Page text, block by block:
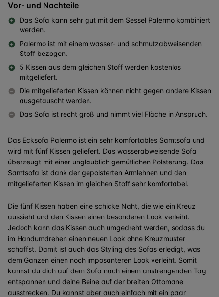
Vor- und Nachteile
Das Sofa kann sehr gut mit dem Sessel Palermo kombiniert
werden.
Palermo ist mit einem wasser- und schmutzabweisenden
Stoff bezogen.
5 Kissen aus dem gleichen Stoff werden kostenlos
mitgeliefert.
Die mitgelieferten Kissen können nicht gegen andere Kissen
ausgetauscht werden.
Das Sofa ist recht groß und nimmt viel Fläche in Anspruch.
Das Ecksofa Palermo ist ein sehr komfortables Samtsofa und
wird mit fünf Kissen geliefert. Das wasserabweisende Sofa
überzeugt mit einer unglaublich gemütlichen Polsterung. Das
Samtsofa ist dank der gepolsterten Armlehnen und den
mitgelieferten Kissen im gleichen Stoff sehr komfortabel.
Die fünf Kissen haben eine schicke Naht, die wie ein Kreuz
aussieht und den Kissen einen besonderen Look verleiht.
Jedoch kann das Kissen auch umgedreht werden, sodass du
im Handumdrehen einen neuen Look ohne Kreuzmuster
schaffst. Damit ist auch das Styling des Sofas erledigt, was
dem Ganzen einen noch imposanteren Look verleiht. Somit
kannst du dich auf dem Sofa nach einem anstrengenden Tag
entspannen und deine Beine auf der breiten Ottomane
ausstrecken. Du kannst aber auch einfach mit ein paar